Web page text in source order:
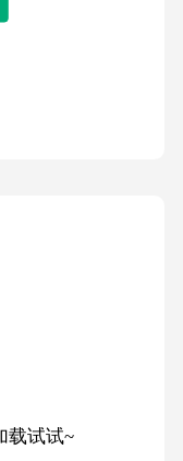
载试试~